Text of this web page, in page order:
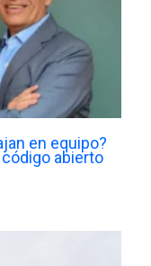
en equipo?
abierto